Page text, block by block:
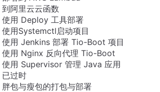
到阿里云云函数
使用 Deploy 工具部署
使用Systemctl启动项目
使用 Jenkins 部署 Tio-Boot 项目
使用 Nginx 反向代理 Tio-Boot
使用 Supervisor 管理 Java 应用
已过时
胖包与瘦包的打包与部署